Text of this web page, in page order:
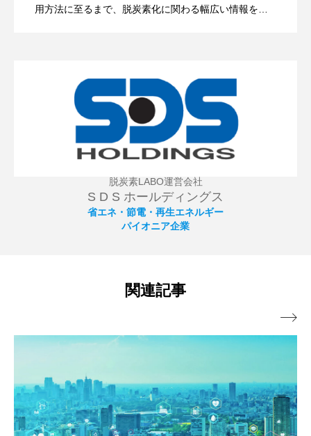
用方法に至るまで、脱炭素化に関わる幅広い情報を発
ネルギーの活用拡大に向けて情報提供を致します。経
費削減や節税対策、補助金活用など、事業の発展・成
長を狙った事業の効率化にも役立ちます。
陽電池」の可能性とは？
脱炭素LABO運営会社
S D S ホールディングス
省エネ・節電・再生エネルギー
パイオニア企業
関連記事
